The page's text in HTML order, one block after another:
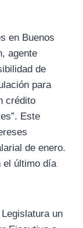
en Buenos
agente
de
para
crédito
Este
de enero.
el último día
un